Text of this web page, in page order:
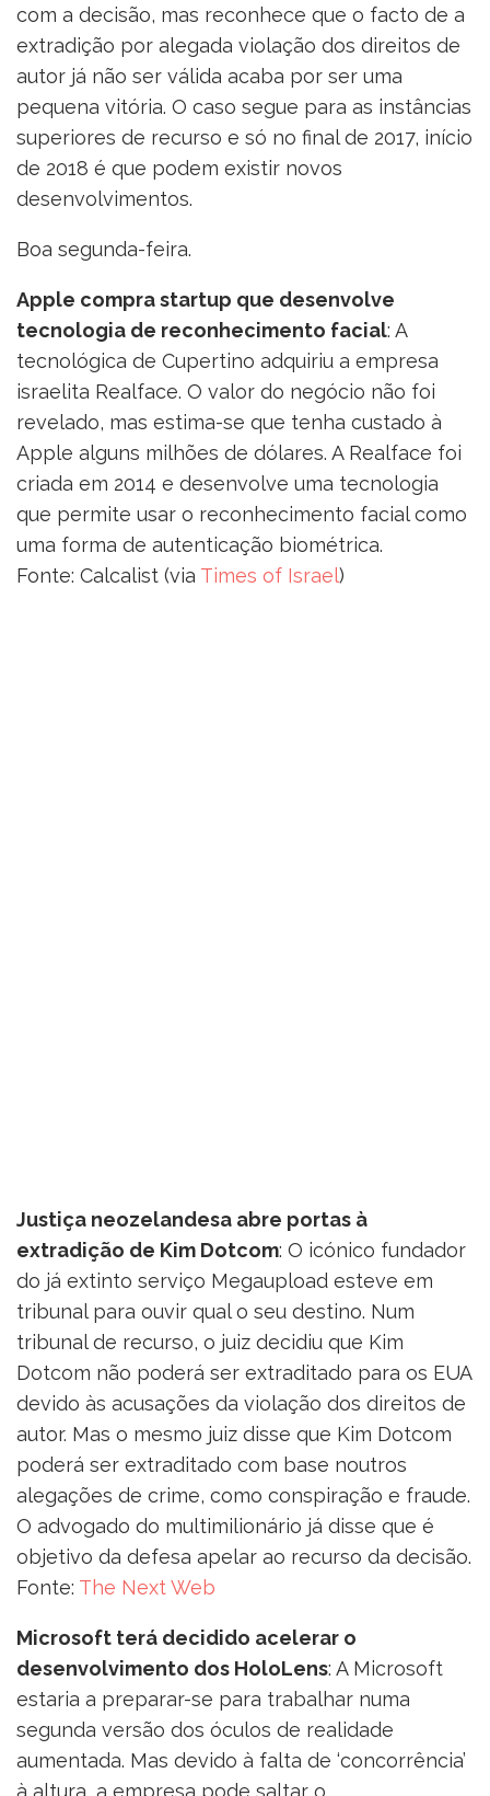
com a decisão, mas reconhece que o facto de a
extradição por alegada violação dos direitos de
autor já não ser válida acaba por ser uma
pequena vitória. O caso segue para as instâncias
superiores de recurso e só no final de 2017, início
de 2018 é que podem existir novos
desenvolvimentos.
Boa segunda-feira.
Apple compra startup que desenvolve
tecnologia de reconhecimento facial: A
tecnológica de Cupertino adquiriu a empresa
israelita Realface. O valor do negócio não foi
revelado, mas estima-se que tenha custado à
Apple alguns milhões de dólares. A Realface foi
criada em 2014 e desenvolve uma tecnologia
que permite usar o reconhecimento facial como
uma forma de autenticação biométrica.
Fonte: Calcalist (via Times of Israel)
Justiça neozelandesa abre portas à
extradição de Kim Dotcom: O icónico fundador
do já extinto serviço Megaupload esteve em
tribunal para ouvir qual o seu destino. Num
tribunal de recurso, o juiz decidiu que Kim
Dotcom não poderá ser extraditado para os EUA
devido às acusações da violação dos direitos de
autor. Mas o mesmo juiz disse que Kim Dotcom
poderá ser extraditado com base noutros
alegações de crime, como conspiração e fraude.
O advogado do multimilionário já disse que é
objetivo da defesa apelar ao recurso da decisão.
Fonte: The Next Web
Microsoft terá decidido acelerar o
desenvolvimento dos HoloLens: A Microsoft
estaria a preparar-se para trabalhar numa
segunda versão dos óculos de realidade
aumentada. Mas devido à falta de ‘concorrência’
à altura, a empresa pode saltar o